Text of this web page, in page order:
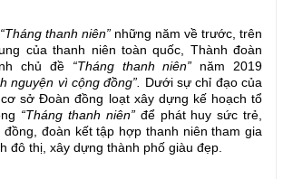
“Tháng thanh niên” những năm về trước, trên
của thanh niên toàn quốc, Thành đoàn
chủ đề “Tháng thanh niên” năm 2019
nguyện vì cộng đồng”.
Dưới sự chỉ đạo của
sở Đoàn đồng loạt xây dựng kế hoạch tổ
“Tháng thanh niên”để phát huy sức trẻ,
đoàn kết tập hợp thanh niên tham gia
đô thị, xây dựng thành phố giàu đẹp.